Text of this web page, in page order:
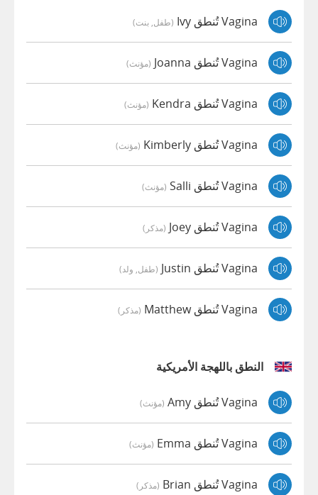
Vagina تُنطق Ivy (طفل, بنت)
Vagina تُنطق Joanna (مؤنث)
Vagina تُنطق Kendra (مؤنث)
Vagina تُنطق Kimberly (مؤنث)
Vagina تُنطق Salli (مؤنث)
Vagina تُنطق Joey (مذكر)
Vagina تُنطق Justin (طفل, ولد)
Vagina تُنطق Matthew (مذكر)
النطق باللهجة الأمريكية
Vagina تُنطق Amy (مؤنث)
Vagina تُنطق Emma (مؤنث)
Vagina تُنطق Brian (مذكر)